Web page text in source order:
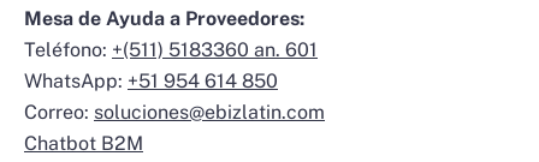
Mesa de Ayuda a Proveedores:
Teléfono: +(511) 5183360 an. 601
WhatsApp: +51 954 614 850
Correo: soluciones@ebizlatin.com
Chatbot B2M